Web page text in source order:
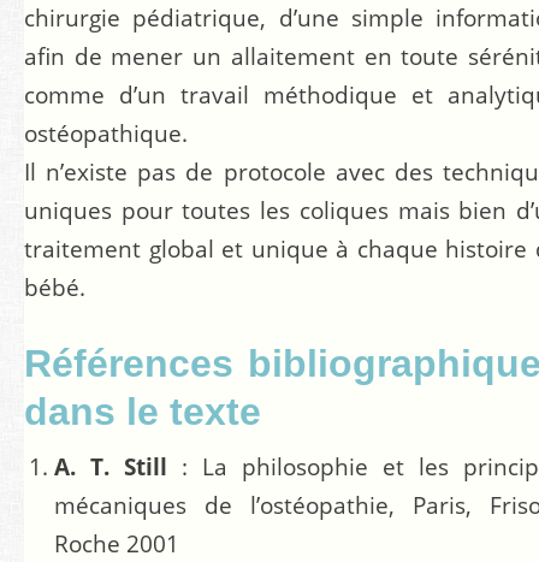
chirurgie pédiatrique, d’une simple
afin de mener un allaitement en toute
comme d’un travail méthodique et
ostéopathique.
Il n’existe pas de protocole avec des
uniques pour toutes les coliques mais bien
traitement global et unique à chaque histoire
bébé.
Références
dans le texte
A. T. Still : La philosophie et les
mécaniques de l’ostéopathie, Paris,
Roche 2001